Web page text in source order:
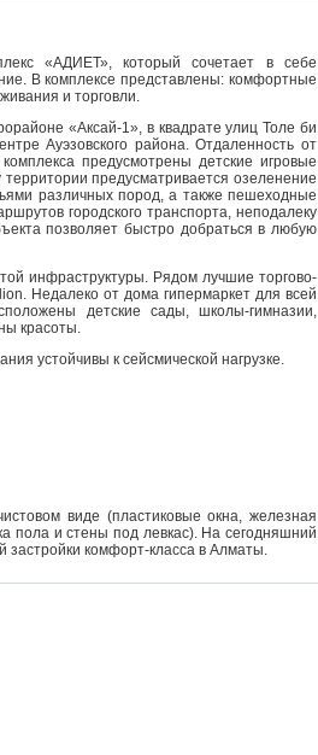
«АДИЕТ», который сочетает в себе
В комплексе представлены: комфортные
и торговли.
«Аксай-1», в квадрате улиц Толе би
Ауэзовского района. Отдаленность от
предусмотрены детские игровые
предусматривается озеленение
различных пород, а также пешеходные
городского транспорта, неподалеку
позволяет быстро добраться в любую
инфраструктуры. Рядом лучшие торгово-
Недалеко от дома гипермаркет для всей
детские сады, школы-гимназии,
красоты.
устойчивы к сейсмической нагрузке.
виде (пластиковые окна, железная
пола и стены под левкас). На сегодняшний
застройки комфорт-класса в Алматы.